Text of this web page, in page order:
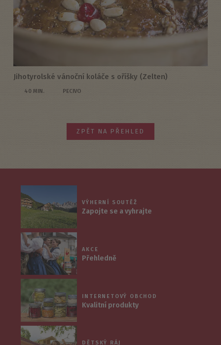
Jihotyrolské vánoční koláče s oříšky (Zelten)
40 MIN. PECIVO
ZPĚT NA PŘEHLED
VÝHERNÍ SOUTĚŽ
Zapojte se a vyhrajte
AKCE
Přehledně
INTERNETOVÝ OBCHOD
Kvalitní produkty
DĚTSKÝ RÁJ